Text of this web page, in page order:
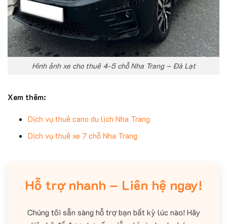
Hình ảnh xe cho thuê 4-5 chỗ Nha Trang – Đà Lạt
Xem thêm:
Dịch vụ thuê cano du lịch Nha Trang
Dịch vụ thuê xe 7 chỗ Nha Trang
Hỗ trợ nhanh – Liên hệ ngay!
Chúng tôi sẵn sàng hỗ trợ bạn bất kỳ lúc nào! Hãy